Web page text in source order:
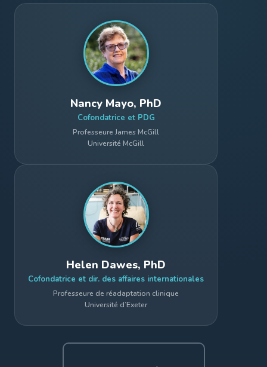
Nancy Mayo, PhD
Cofondatrice et PDG
Professeure James McGill
Université McGill
Helen Dawes, PhD
Cofondatrice et dir. des affaires internationales
Professeure de réadaptation clinique
Université d’Exeter